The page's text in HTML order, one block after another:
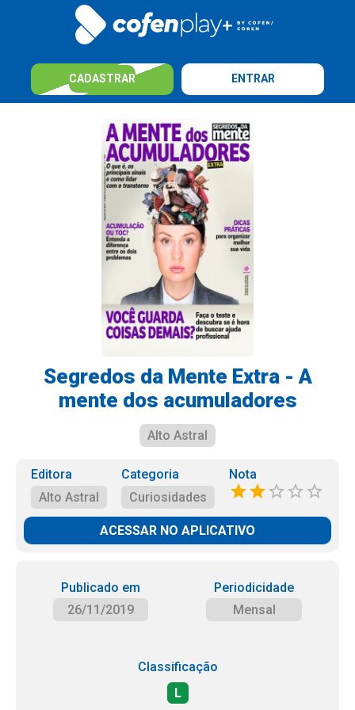
CADASTRAR ENTRAR
Segredos da Mente Extra - A
mente dos acumuladores
Alto Astral
Editora
Alto Astral
Categoria
Curiosidades
Nota
ACESSAR NO APLICATIVO
Publicado em
26/11/2019
Periodicidade
Mensal
Classificação
L